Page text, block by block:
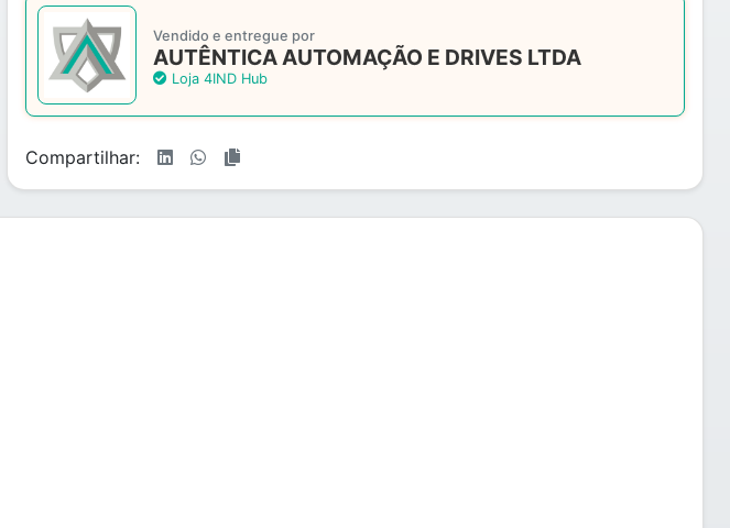
Vendido e entregue por
AUTÊNTICA AUTOMAÇÃO E DRIVES LTDA
Loja 4IND Hub
Compartilhar: